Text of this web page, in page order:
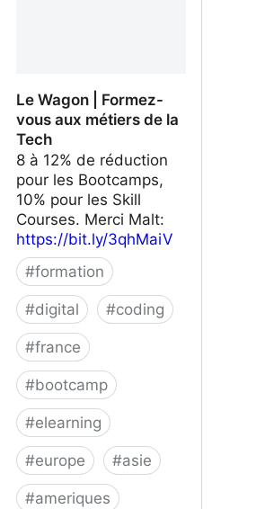
Le Wagon | Formez-
vous aux métiers de la
Tech
8 à 12% de réduction
pour les Bootcamps,
10% pour les Skill
Courses. Merci Malt:
https://bit.ly/3qhMaiV
#formation
#digital #coding
#france
#bootcamp
#elearning
#europe #asie
#ameriques